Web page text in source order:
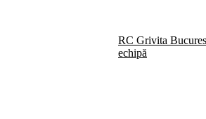
RC Grivita
echipă